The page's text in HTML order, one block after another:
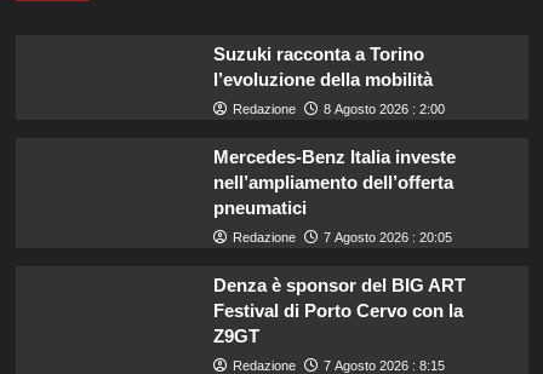
Suzuki racconta a Torino
l’evoluzione della mobilità
Redazione 8 Agosto 2026 : 2:00
Mercedes-Benz Italia investe
nell’ampliamento dell’offerta
pneumatici
Redazione 7 Agosto 2026 : 20:05
Denza è sponsor del BIG ART
Festival di Porto Cervo con la
Z9GT
Redazione 7 Agosto 2026 : 8:15